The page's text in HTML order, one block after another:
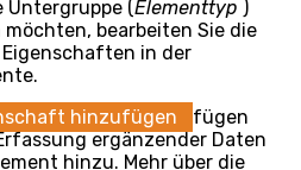
Sie das Unternehmen, auf
Jedem Element muss
zugewiesen sein. Wenn
noch nicht definiert
+ verwenden.